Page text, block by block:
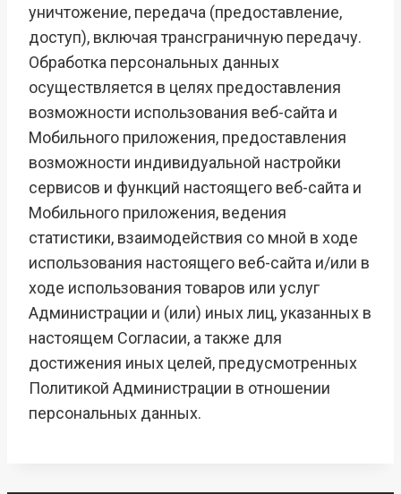
уничтожение, передача (предоставление,
доступ), включая трансграничную передачу.
Обработка персональных данных
осуществляется в целях предоставления
возможности использования веб-сайта и
Мобильного приложения, предоставления
возможности индивидуальной настройки
сервисов и функций настоящего веб-сайта и
Мобильного приложения, ведения
статистики, взаимодействия со мной в ходе
использования настоящего веб-сайта и/или в
ходе использования товаров или услуг
Администрации и (или) иных лиц, указанных в
настоящем Согласии, а также для
достижения иных целей, предусмотренных
Политикой Администрации в отношении
персональных данных.